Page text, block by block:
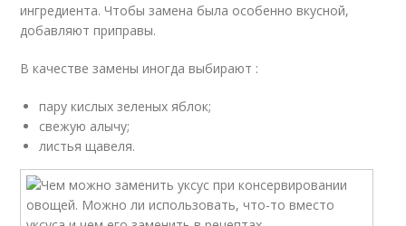
ингредиента. Чтобы замена была особенно вкусной,
добавляют приправы.
В качестве замены иногда выбирают :
пару кислых зеленых яблок;
свежую алычу;
листья щавеля.